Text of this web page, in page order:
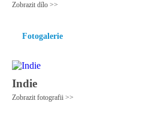
Zobrazit dílo >>
Fotogalerie
Indie
Zobrazit fotografii >>